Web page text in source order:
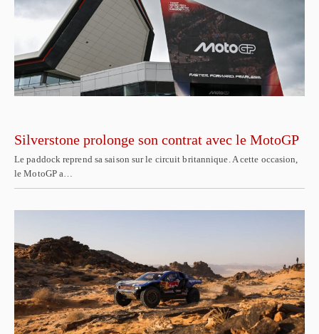
Silverstone prolonge son contrat avec le MotoGP
Le paddock reprend sa saison sur le circuit britannique. A cette occasion,
le MotoGP a…